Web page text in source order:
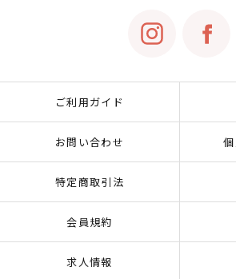
ご利用ガイド
お問い合わせ
特定商取引法
会員規約
求人情報